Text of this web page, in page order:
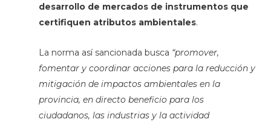
desarrollo de mercados de instrumentos que
certifiquen atributos ambientales.
La norma así sancionada busca “promover,
fomentar y coordinar acciones para la reducción y
mitigación de impactos ambientales en la
provincia, en directo beneficio para los
ciudadanos, las industrias y la actividad